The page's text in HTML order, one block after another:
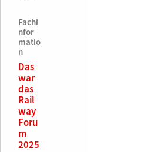
Fachi
nfor
matio
n
Das
war
das
Rail
way
Foru
m
2025